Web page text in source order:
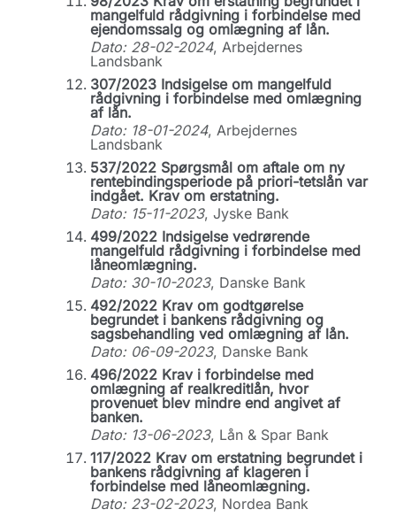
mangelfuld rådgivning i forbindelse med
ejendomssalg og omlægning af lån.
Dato: 28-02-2024, Arbejdernes
Landsbank
307/2023 Indsigelse om mangelfuld
rådgivning i forbindelse med omlægning
af lån.
Dato: 18-01-2024, Arbejdernes
Landsbank
537/2022 Spørgsmål om aftale om ny
rentebindingsperiode på priori-tetslån var
indgået. Krav om erstatning.
Dato: 15-11-2023, Jyske Bank
499/2022 Indsigelse vedrørende
mangelfuld rådgivning i forbindelse med
låneomlægning.
Dato: 30-10-2023, Danske Bank
492/2022 Krav om godtgørelse
begrundet i bankens rådgivning og
sagsbehandling ved omlægning af lån.
Dato: 06-09-2023, Danske Bank
496/2022 Krav i forbindelse med
omlægning af realkreditlån, hvor
provenuet blev mindre end angivet af
banken.
Dato: 13-06-2023, Lån & Spar Bank
117/2022 Krav om erstatning begrundet i
bankens rådgivning af klageren i
forbindelse med låneomlægning.
Dato: 23-02-2023, Nordea Bank